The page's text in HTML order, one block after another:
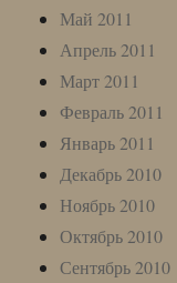
Май 2011
Апрель 2011
Март 2011
Февраль 2011
Январь 2011
Декабрь 2010
Ноябрь 2010
Октябрь 2010
Сентябрь 2010